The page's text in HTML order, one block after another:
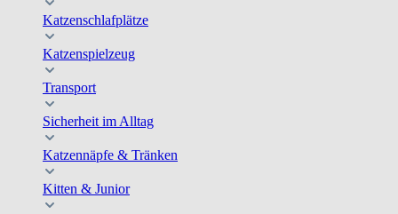
Katzenschlafplätze
Katzenspielzeug
Transport
Sicherheit im Alltag
Katzennäpfe & Tränken
Kitten & Junior